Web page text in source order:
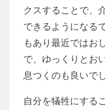
クスすることで、
できるようになる
もあり最近ではお
で、ゆっくりとお
息つくのも良いで
自分を犠牲にする